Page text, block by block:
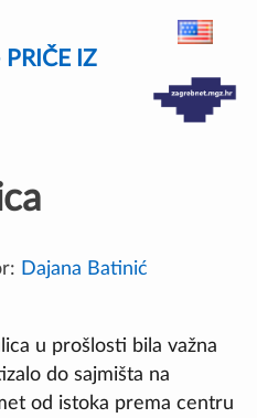
IZ
Dajana Batinić
u prošlosti bila važna
do sajmišta na
od istoka prema centru